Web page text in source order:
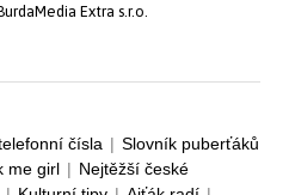
Extra s.r.o.
čísla | Slovník puberťáků
me girl | Nejtěžší české